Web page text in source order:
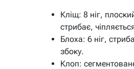
Кліщ: 8 ніг,
стрибає,
Блоха: 6 ніг,
збоку.
Клоп: